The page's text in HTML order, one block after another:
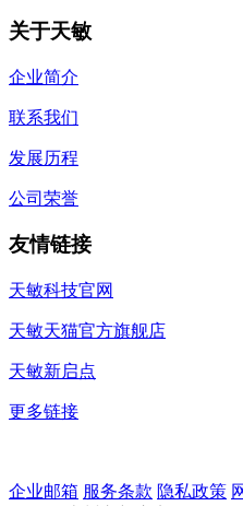
关于天敏
企业简介
联系我们
发展历程
公司荣誉
友情链接
天敏科技官网
天敏天猫官方旗舰店
天敏新启点
更多链接
企业邮箱 服务条款 隐私政策